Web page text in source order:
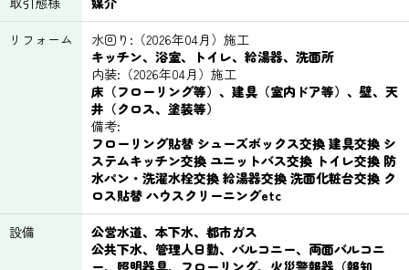
リフォーム
水回り:（2026年04月）施工
キッチン、浴室、トイレ、給湯器、洗面所
内装:（2026年04月）施工
床（フローリング等）、建具（室内ドア等）、壁、天
井（クロス、塗装等）
備考:
フローリング貼替 シューズボックス交換 建具交換 シ
ステムキッチン交換 ユニットバス交換 トイレ交換 防
水パン・洗濯水栓交換 給湯器交換 洗面化粧台交換 ク
ロス貼替 ハウスクリーニングetc
設備
公営水道、本下水、都市ガス
公共下水、管理人日勤、バルコニー、両面バルコニ
ー、照明器具、フローリング、火災警報器（報知